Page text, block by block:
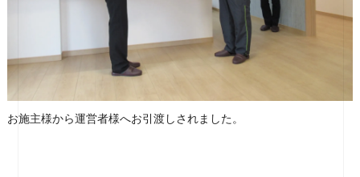
お施主様から運営者様へお引渡しされました。